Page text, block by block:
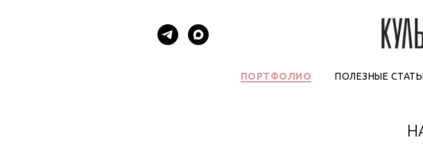
ПОРТФОЛИО ПОЛЕЗНЫЕ